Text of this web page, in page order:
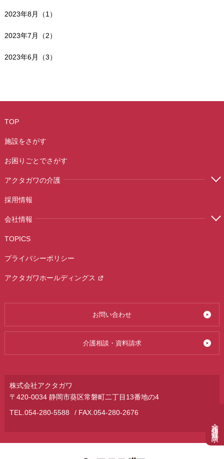
介護相談・資料請求
2023年8月（1）
2023年7月（2）
2023年6月（3）
TOP
施設をさがす
お困りごとでさがす
アクタガワの介護
採用情報
会社情報
お問い合わせ
TOPICS
介護相談・資料請求
プライバシーポリシー
アクタガワホールディングス
株式会社アクタガワ
〒420-0034 静岡市葵区常磐町二丁目13番地の4
TEL.054-280-5588 / FAX.054-280-2676